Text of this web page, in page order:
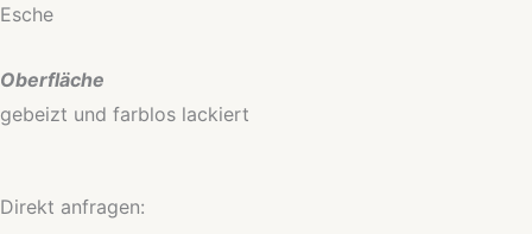
Esche
Oberfläche
gebeizt und farblos lackiert
Direkt anfragen: